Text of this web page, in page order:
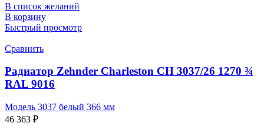
В список желаний
В корзину
Быстрый просмотр
Сравнить
Радиатор Zehnder Charleston CH 3037/26 1270 ¾
RAL 9016
Модель 3037 белый 366 мм
46 363 ₽